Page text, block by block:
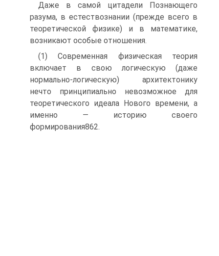
Даже в самой цитадели Познающего
разума, в естествознании (прежде всего в
теоретической физике) и в математике,
возникают особые отношения.
(1) Современная физическая теория
включает в свою логическую (даже
нормально-логическую) архитектонику
нечто принципиально невозможное для
теоретического идеала Нового времени, а
именно — историю своего
формирования862.